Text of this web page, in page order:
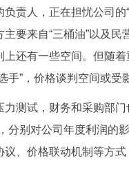
人，正在担忧公司的“
要来自“三桶油”以及民
还有一些空间。但随
”，价格谈判空间或受
测试，财务和采购部门
分别对公司年度利润的
、价格联动机制等方